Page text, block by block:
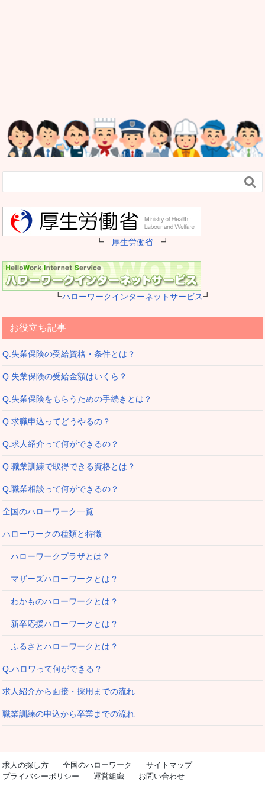

┗ 厚生労働省 ┛
┗ハローワークインターネットサービス┛
お役立ち記事
Q.失業保険の受給資格・条件とは？
Q.失業保険の受給金額はいくら？
Q.失業保険をもらうための手続きとは？
Q.求職申込ってどうやるの？
Q.求人紹介って何ができるの？
Q.職業訓練で取得できる資格とは？
Q.職業相談って何ができるの？
全国のハローワーク一覧
ハローワークの種類と特徴
ハローワークプラザとは？
マザーズハローワークとは？
わかものハローワークとは？
新卒応援ハローワークとは？
ふるさとハローワークとは？
Q.ハロワって何ができる？
求人紹介から面接・採用までの流れ
職業訓練の申込から卒業までの流れ
求人の探し方 全国のハローワーク
サイトマップ
プライバシーポリシー
運営組織 お問い合わせ